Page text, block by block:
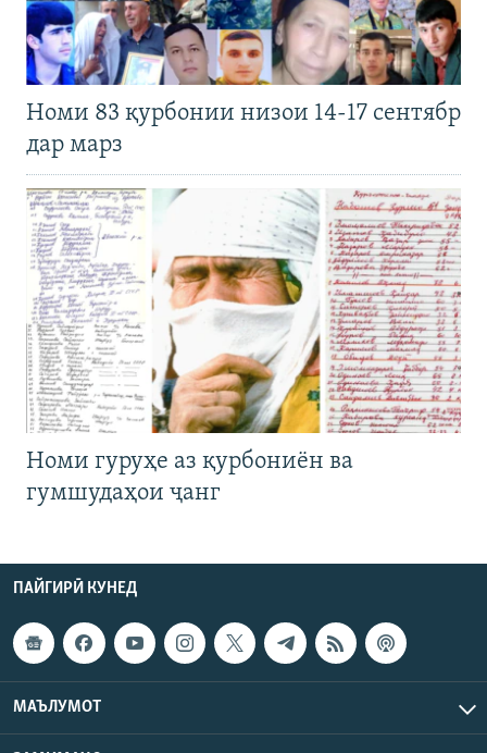
Номи 83 қурбонии низои 14-17 сентябр
дар марз
Номи гуруҳе аз қурбониён ва
гумшудаҳои ҷанг
ПАЙГИРӢ КУНЕД
МАЪЛУМОТ